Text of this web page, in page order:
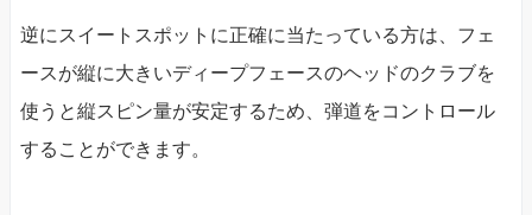
逆にスイートスポットに正確に当たっている方は、フェ
ースが縦に大きいディープフェースのヘッドのクラブを
使うと縦スピン量が安定するため、弾道をコントロール
することができます。